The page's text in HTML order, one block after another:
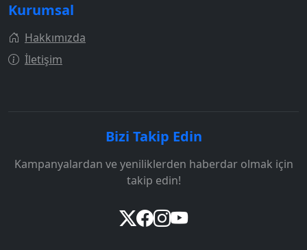
Kurumsal
Hakkımızda
İletişim
Bizi Takip Edin
Kampanyalardan ve yeniliklerden haberdar olmak için
takip edin!